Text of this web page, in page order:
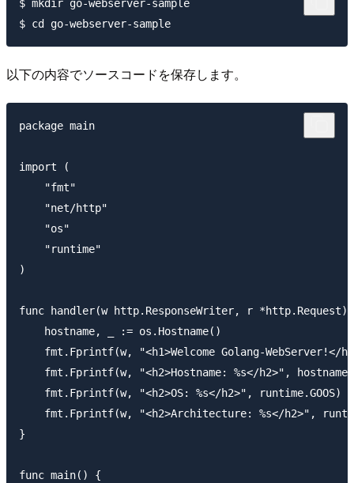
$ mkdir go-webserver-sample
以下の内容でソースコードを保存します。
package main
import (
    "fmt"
    "net/http"
    "os"
    "runtime"
)
func handler(w http.ResponseWriter, r *http.Request)
    hostname, _ := os.Hostname()
fmt.Fprintf(w, "<h1>Welcome Golang-WebServer!</
    fmt.Fprintf(w, "<h2>Hostname: %s</h2>", hostname)
    fmt.Fprintf(w, "<h2>OS: %s</h2>", runtime.GOOS)
fmt.Fprintf(w, "<h2>Architecture: %s</h2>",
}
func main() {